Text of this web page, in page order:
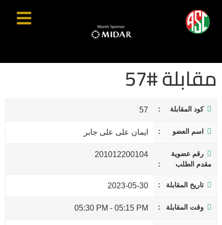
مقابلة #57
كود المقابلة 57
اسم العضو ايمان على على جابر
رقم عضوية
مقدم الطلب
201012200104
تاريخ المقابلة 2023-05-30
وقت المقابلة 05:15 PM
-
05:30 PM